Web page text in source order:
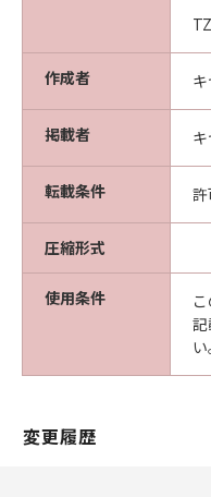
より必要な認可等
ウエア」の全部ま
に輸出してはなりま
契約期間
(1) 本契約は、お
インストールされ
は(3)により終了さ
(2) お客様は、「本
製物のすべてを廃
本契約を終了させ
(3) キヤノンは、
項に違反した場合
ことができます。
(4) お客様は、上
ちに、「本ソフト
準拠法
作成者
掲載者
転載条件
圧縮形式
使用条件
い
変更履歴